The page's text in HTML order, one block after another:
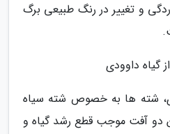
و تغییر در رنگ طبیعی برگ
گیاه داوودی
شته ها به خصوص شته سیاه
دو آفت موجب قطع رشد گیاه و